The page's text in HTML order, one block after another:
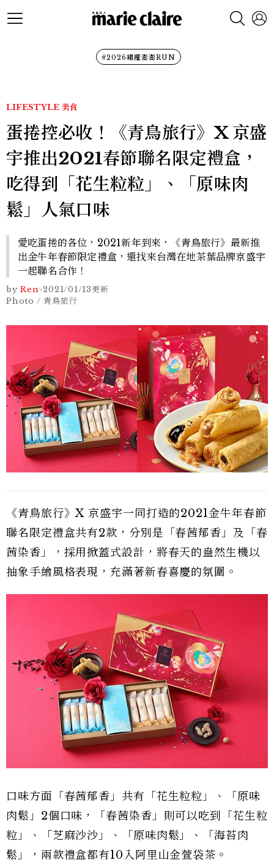
#2026裙襬澎澎RUN
LIFESTYLE 美食
蛋捲控必收！《青鳥旅行》X 京盛
宇推出2021春節聯名限定禮盒，
吃得到「花生粒粒」、「原味肉
鬆」人氣口味
愛吃蛋捲的各位，2021新年到來，《青鳥旅行》最新推
出金牛年春節限定禮盒，還找來台灣在地茶葉品牌京盛宇
一起聯名合作！
by Ren-2021/01/13更新
Photo / 青鳥旅行
《青鳥旅行》X 京盛宇一同打造的2021金牛年春節
聯名限定禮盒共有2款，分別是「春茜郁香」及「春
茜染香」，採用掀蓋式設計，將春天的盎然生機以
抽象手繪風格表現，充滿著新春喜慶的氛圍。
口味方面「春茜郁香」共有「花生粒粒」、「原味
肉鬆」2個口味，「春茜染香」則可以吃到「花生粒
粒」、「芝麻沙沙」、「原味肉鬆」、「海苔肉
鬆」，兩款禮盒都有10入阿里山金萱袋茶。